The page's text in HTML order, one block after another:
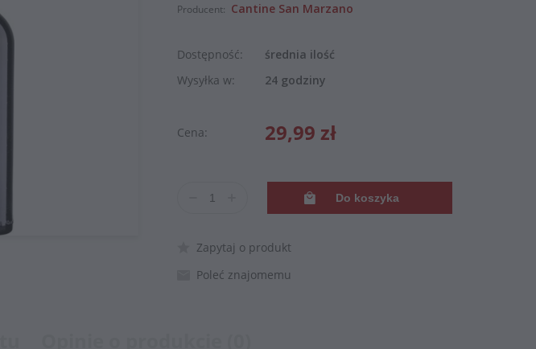
Producent: Cantine San Marzano
Dostępność:
średnia ilość
Wysyłka w:
24 godziny
Cena: 29,99 zł
Do koszyka
Zapytaj o produkt
Poleć znajomemu